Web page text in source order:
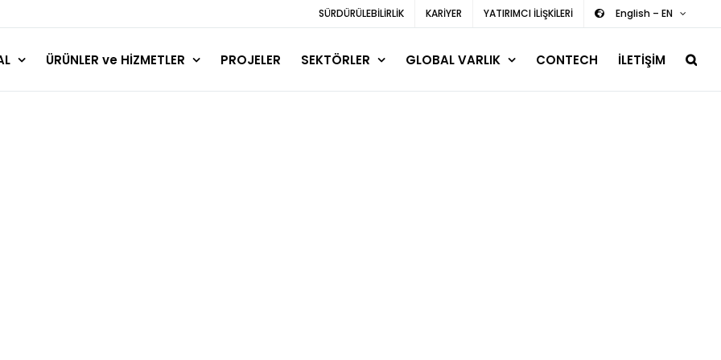
SÜRDÜRÜLEBİLİRLİK KARİYER YATIRIMCI İLİŞKİLERİ English – EN
ÜRÜNLER ve HİZMETLER PROJELER SEKTÖRLER GLOBAL VARLIK CONTECH İLETİŞİM